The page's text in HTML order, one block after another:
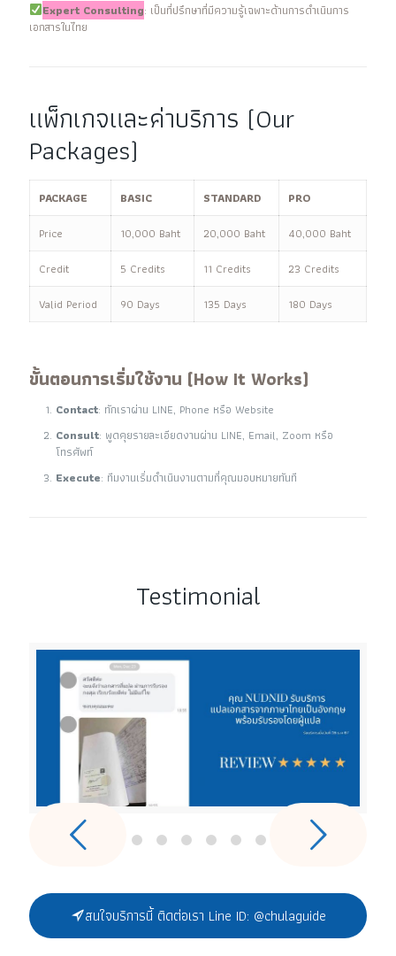
Expert Consulting: เป็นที่ปรึกษาที่มีความรู้เฉพาะด้านการดำเนินการ
เอกสารในไทย
แพ็กเกจและค่าบริการ (Our
Packages)
PACKAGE BASIC STANDARD
PRO
Price
10,000 Baht 20,000 Baht
40,000 Baht
Credit
5 Credits 11 Credits
23 Credits
Valid Period
90 Days 135 Days 180 Days
ขั้นตอนการเริ่มใช้งาน (How It Works)
Contact: ทักเราผ่าน LINE, Phone หรือ Website
Consult: พูดคุยรายละเอียดงานผ่าน LINE, Email, Zoom หรือ
โทรศัพท์
Execute: ทีมงานเริ่มดำเนินงานตามที่คุณมอบหมายทันที
Testimonial
สนใจบริการนี้ ติดต่อเรา Line ID: @chulaguide